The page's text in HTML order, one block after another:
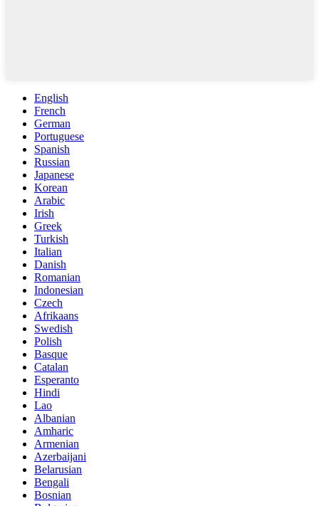
English
French
German
Portuguese
Spanish
Russian
Japanese
Korean
Arabic
Irish
Greek
Turkish
Italian
Danish
Romanian
Indonesian
Czech
Afrikaans
Swedish
Polish
Basque
Catalan
Esperanto
Hindi
Lao
Albanian
Amharic
Armenian
Azerbaijani
Belarusian
Bengali
Bosnian